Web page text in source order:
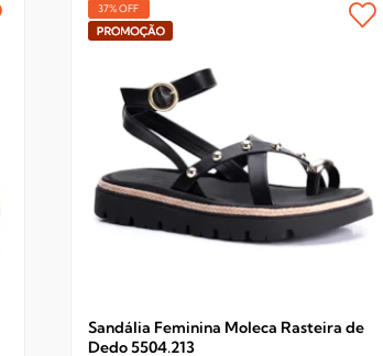
37% OFF
Sandália Feminina Moleca Rasteira de
Dedo 5504.213